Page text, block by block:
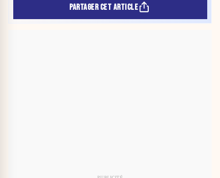
PARTAGER CET ARTICLE